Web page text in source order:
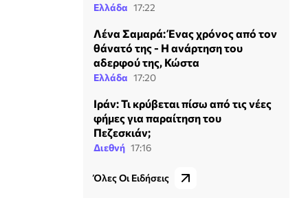
Ελλάδα 17:22
Λένα Σαμαρά: Ένας χρόνος από τον
θάνατό της - Η ανάρτηση του
αδερφού της, Κώστα
Ελλάδα 17:20
Ιράν: Τι κρύβεται πίσω από τις νέες
φήμες για παραίτηση του
Πεζεσκιάν;
Διεθνή 17:16
Όλες Οι Ειδήσεις